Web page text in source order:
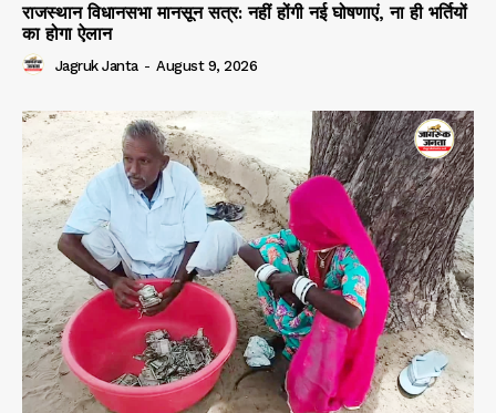
राजस्थान विधानसभा मानसून सत्र: नहीं होंगी नई घोषणाएं, ना ही भर्तियों
का होगा ऐलान
Jagruk Janta - August 9, 2026